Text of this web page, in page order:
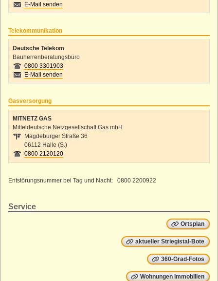
E-Mail senden
Telekommunikation
Deutsche Telekom
Bauherrenberatungsbüro
0800 3301903
E-Mail senden
Gasversorgung
MITNETZ GAS
Mitteldeutsche Netzgesellschaft Gas mbH
Magdeburger Straße 36
06112 Halle (S.)
0800 2120120
Entstörungsnummer bei Tag und Nacht: 0800 2200922
Service
Ortsplan
aktueller Striegistal-Bote
360-Grad-Fotos
Wohnungen Immobilien